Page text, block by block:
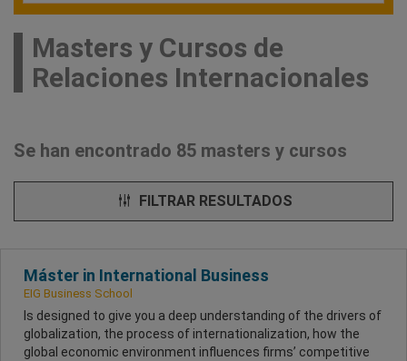
Masters y Cursos de
Relaciones Internacionales
Se han encontrado 85 masters y cursos
FILTRAR RESULTADOS
Máster in International Business
EIG Business School
Is designed to give you a deep understanding of the drivers of
globalization, the process of internationalization, how the
global economic environment influences firms’ competitive